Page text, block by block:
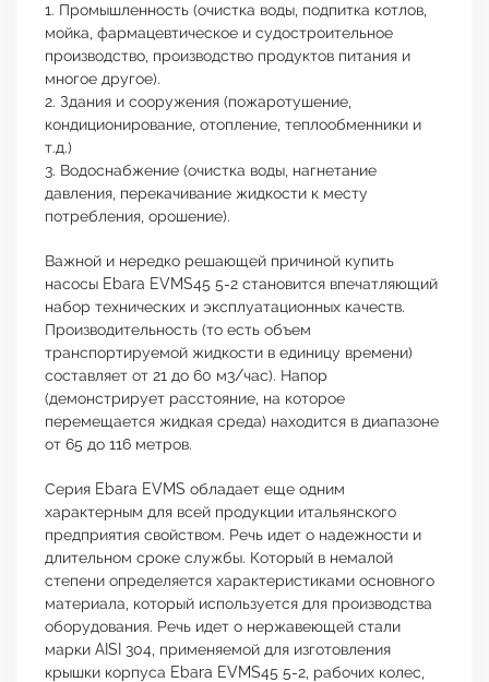
1. Промышленность (очистка воды, подпитка котлов,
мойка, фармацевтическое и судостроительное
производство, производство продуктов питания и
многое другое).
2. Здания и сооружения (пожаротушение,
кондиционирование, отопление, теплообменники и
т.д.)
3. Водоснабжение (очистка воды, нагнетание
давления, перекачивание жидкости к месту
потребления, орошение).
Важной и нередко решающей причиной купить
насосы Ebara EVMS45 5-2 становится впечатляющий
набор технических и эксплуатационных качеств.
Производительность (то есть объем
транспортируемой жидкости в единицу времени)
составляет от 21 до 60 м3/час). Напор
(демонстрирует расстояние, на которое
перемещается жидкая среда) находится в диапазоне
от 65 до 116 метров.
Серия Ebara EVMS обладает еще одним
характерным для всей продукции итальянского
предприятия свойством. Речь идет о надежности и
длительном сроке службы. Который в немалой
степени определяется характеристиками основного
материала, который используется для производства
оборудования. Речь идет о нержавеющей стали
марки AISI 304, применяемой для изготовления
крышки корпуса Ebara EVMS45 5-2, рабочих колес,